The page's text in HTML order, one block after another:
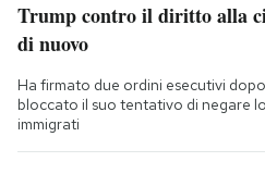
Trump contro il diritto alla
di nuovo
Ha firmato due ordini esecutivi
bloccato il suo tentativo di negare
immigrati